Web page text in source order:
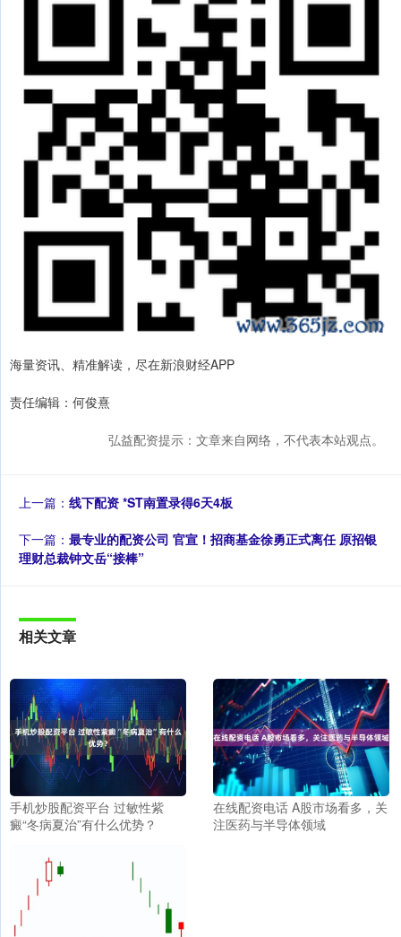
海量资讯、精准解读，尽在新浪财经APP
责任编辑：何俊熹
弘益配资提示：文章来自网络，不代表本站观点。
上一篇： 线下配资 *ST南置录得6天4板
下一篇： 最专业的配资公司 官宣！招商基金徐勇正式离任 原招银
理财总裁钟文岳“接棒”
相关文章
手机炒股配资平台 过敏性紫
癜“冬病夏治”有什么优势？
在线配资电话 A股市场看多，关
注医药与半导体领域